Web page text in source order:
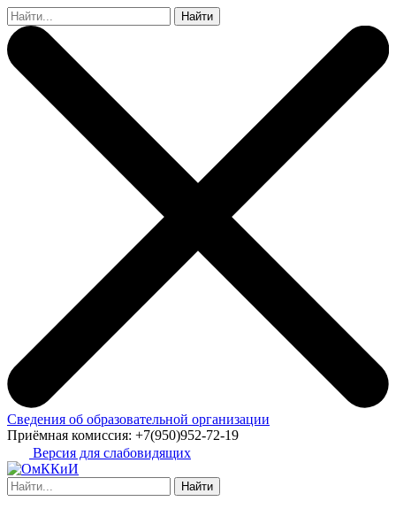
Найти:
Сведения об образовательной организации
Приёмная комиссия: +7(950)952-72-19
Версия для слабовидящих
Найти: